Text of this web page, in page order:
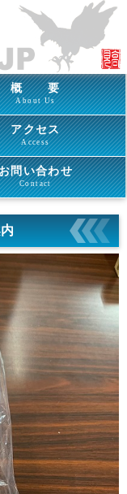
概 要
About Us
アクセス
Access
問い合わせ
Contact